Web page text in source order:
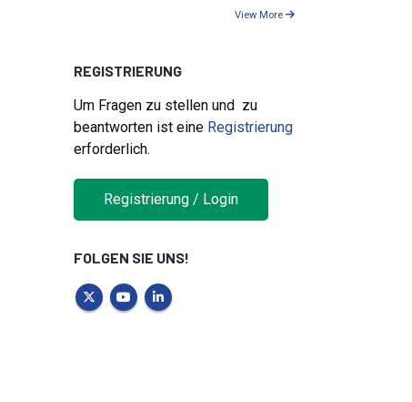
View More
REGISTRIERUNG
Um Fragen zu stellen und zu
beantworten ist eine Registrierung
erforderlich.
Registrierung / Login
FOLGEN SIE UNS!